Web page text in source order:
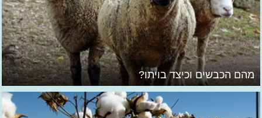
מהם הכבשים וכיצד בויתו?